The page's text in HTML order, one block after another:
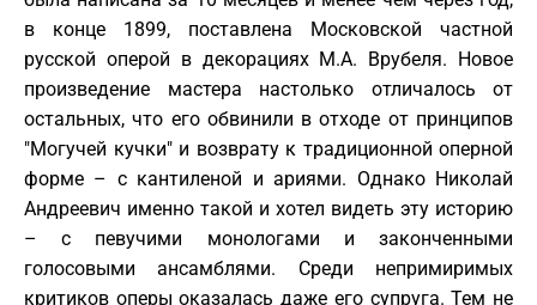
в конце 1899, поставлена Московской частной
русской оперой в декорациях М.А. Врубеля. Новое
произведение мастера настолько отличалось от
остальных, что его обвинили в отходе от принципов
"Могучей кучки" и возврату к традиционной оперной
форме – с кантиленой и ариями. Однако Николай
Андреевич именно такой и хотел видеть эту историю
– с певучими монологами и законченными
голосовыми ансамблями. Среди непримиримых
критиков оперы оказалась даже его супруга. Тем не